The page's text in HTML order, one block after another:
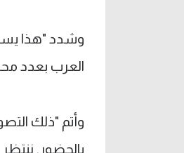
وشدد "هذا
العرب بعدد
وأتم "ذلك
بالحضور.